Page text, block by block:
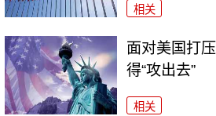
相关
面对美国打
得“攻出去”
相关